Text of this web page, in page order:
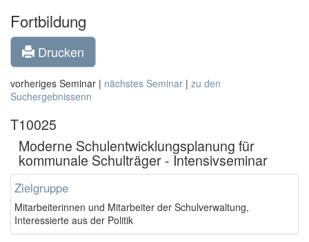
Fortbildung
Drucken
vorheriges Seminar | nächstes Seminar | zu den
Suchergebnissenn
T10025
Moderne Schulentwicklungsplanung für
kommunale Schulträger - Intensivseminar
Zielgruppe
Mitarbeiterinnen und Mitarbeiter der Schulverwaltung,
Interessierte aus der Politik